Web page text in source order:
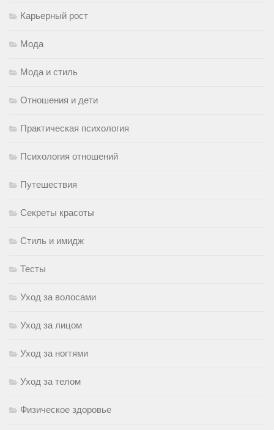
Карьерный рост
Мода
Мода и стиль
Отношения и дети
Практическая психология
Психология отношений
Путешествия
Секреты красоты
Стиль и имидж
Тесты
Уход за волосами
Уход за лицом
Уход за ногтями
Уход за телом
Физическое здоровье